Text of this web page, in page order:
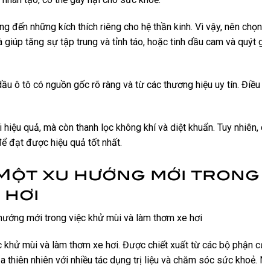
đến những kích thích riêng cho hệ thần kinh. Vì vậy, nên
tăng sự tập trung và tỉnh táo, hoặc tinh dầu cam và quýt
ô tô có nguồn gốc rõ ràng và từ các thương hiệu uy tín.
quả, mà còn thanh lọc không khí và diệt khuẩn. Tuy nhiên,
đạt được hiệu quả tốt nhất.
xu hướng mới trong
hơi
mùi và làm thơm xe hơi. Được chiết xuất từ các bộ phận
thiên nhiên với nhiều tác dụng trị liệu và chăm sóc sức khoẻ.